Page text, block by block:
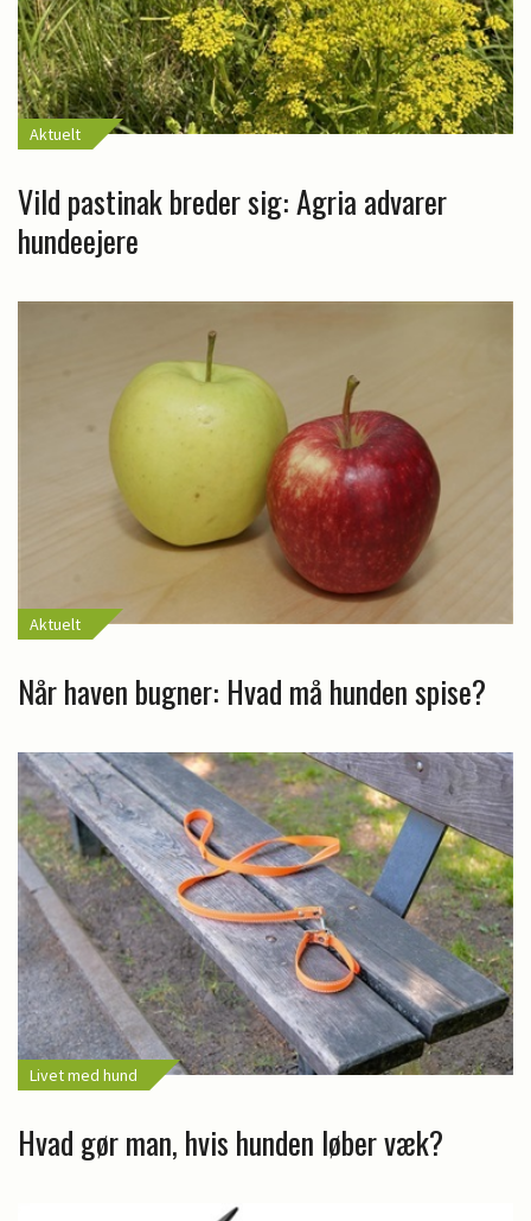
Aktuelt
Vild pastinak breder sig: Agria advarer
hundeejere
Aktuelt
Når haven bugner: Hvad må hunden spise?
Livet med hund
Hvad gør man, hvis hunden løber væk?